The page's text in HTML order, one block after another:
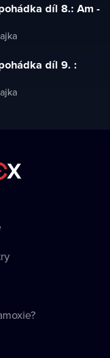
díl 8.: Am -
díl 9. :